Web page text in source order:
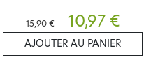
15,90 € 10,97 €
AJOUTER AU PANIER